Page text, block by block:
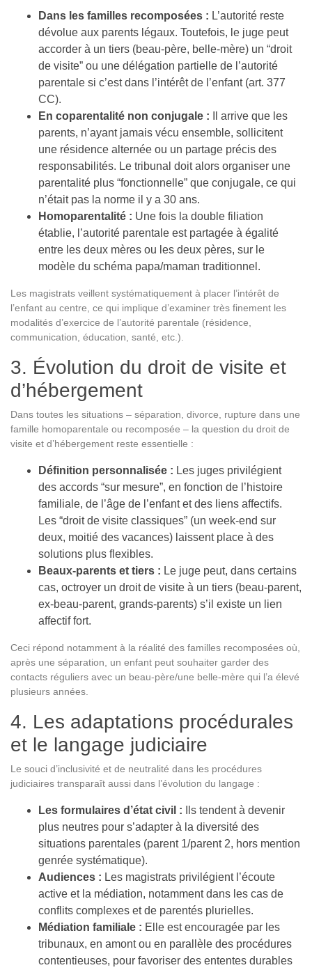
Dans les familles recomposées : L’autorité reste
dévolue aux parents légaux. Toutefois, le juge peut
accorder à un tiers (beau-père, belle-mère) un “droit
de visite” ou une délégation partielle de l’autorité
parentale si c’est dans l’intérêt de l’enfant (art. 377
CC).
En coparentalité non conjugale : Il arrive que les
parents, n’ayant jamais vécu ensemble, sollicitent
une résidence alternée ou un partage précis des
responsabilités. Le tribunal doit alors organiser une
parentalité plus “fonctionnelle” que conjugale, ce qui
n’était pas la norme il y a 30 ans.
Homoparentalité : Une fois la double filiation
établie, l’autorité parentale est partagée à égalité
entre les deux mères ou les deux pères, sur le
modèle du schéma papa/maman traditionnel.
Les magistrats veillent systématiquement à placer l’intérêt de
l’enfant au centre, ce qui implique d’examiner très finement les
modalités d’exercice de l’autorité parentale (résidence,
communication, éducation, santé, etc.).
3. Évolution du droit de visite et
d’hébergement
Dans toutes les situations – séparation, divorce, rupture dans une
famille homoparentale ou recomposée – la question du droit de
visite et d’hébergement reste essentielle :
Définition personnalisée : Les juges privilégient
des accords “sur mesure”, en fonction de l’histoire
familiale, de l’âge de l’enfant et des liens affectifs.
Les “droit de visite classiques” (un week-end sur
deux, moitié des vacances) laissent place à des
solutions plus flexibles.
Beaux-parents et tiers : Le juge peut, dans certains
cas, octroyer un droit de visite à un tiers (beau-parent,
ex-beau-parent, grands-parents) s’il existe un lien
affectif fort.
Ceci répond notamment à la réalité des familles recomposées où,
après une séparation, un enfant peut souhaiter garder des
contacts réguliers avec un beau-père/une belle-mère qui l’a élevé
plusieurs années.
4. Les adaptations procédurales
et le langage judiciaire
Le souci d’inclusivité et de neutralité dans les procédures
judiciaires transparaît aussi dans l’évolution du langage :
Les formulaires d’état civil : Ils tendent à devenir
plus neutres pour s’adapter à la diversité des
situations parentales (parent 1/parent 2, hors mention
genrée systématique).
Audiences : Les magistrats privilégient l’écoute
active et la médiation, notamment dans les cas de
conflits complexes et de parentés plurielles.
Médiation familiale : Elle est encouragée par les
tribunaux, en amont ou en parallèle des procédures
contentieuses, pour favoriser des ententes durables